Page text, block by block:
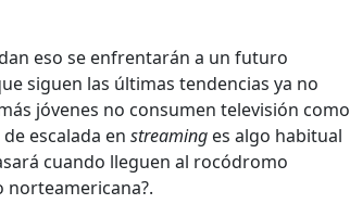
eso se enfrentarán a un futuro
siguen las últimas tendencias ya no
jóvenes no consumen televisión como
escalada en streaming es algo habitual
cuando lleguen al rocódromo
norteamericana?.